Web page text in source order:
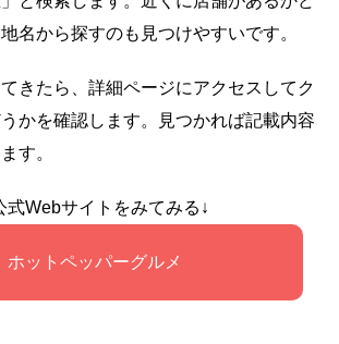
名から探すのも見つけやすいです。
きたら、詳細ページにアクセスしてク
かを確認します。見つかれば記載内容
す。
式Webサイトをみてみる↓
ホットペッパーグルメ